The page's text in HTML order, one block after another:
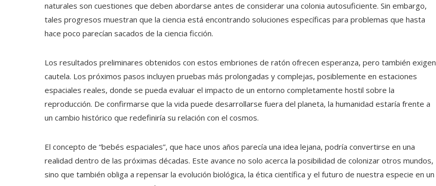
naturales son cuestiones que deben abordarse antes de considerar una colonia autosuficiente. Sin embargo,
tales progresos muestran que la ciencia está encontrando soluciones específicas para problemas que hasta
hace poco parecían sacados de la ciencia ficción.
Los resultados preliminares obtenidos con estos embriones de ratón ofrecen esperanza, pero también exigen
cautela. Los próximos pasos incluyen pruebas más prolongadas y complejas, posiblemente en estaciones
espaciales reales, donde se pueda evaluar el impacto de un entorno completamente hostil sobre la
reproducción. De confirmarse que la vida puede desarrollarse fuera del planeta, la humanidad estaría frente a
un cambio histórico que redefiniría su relación con el cosmos.
El concepto de “bebés espaciales”, que hace unos años parecía una idea lejana, podría convertirse en una
realidad dentro de las próximas décadas. Este avance no solo acerca la posibilidad de colonizar otros mundos,
sino que también obliga a repensar la evolución biológica, la ética científica y el futuro de nuestra especie en un